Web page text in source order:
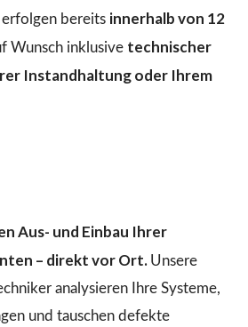
bereits innerhalb von 12
Wunsch inklusive technischer
Instandhaltung oder Ihrem
Aus- und Einbau Ihrer
– direkt vor Ort. Unsere
analysieren Ihre Systeme,
und tauschen defekte